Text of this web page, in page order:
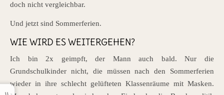
doch nicht vergleichbar.
Und jetzt sind Sommerferien.
WIE WIRD ES WEITERGEHEN?
Ich bin 2x geimpft, der Mann auch bald. Nur die
Grundschulkinder nicht, die müssen nach den Sommerferien
wieder in ihre schlecht gelüfteten Klassenräume mit Masken.